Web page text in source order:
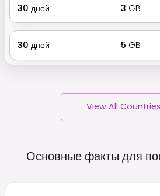
30 дней 3 GB
30 дней 5 GB
View All Countries
Основные факты для